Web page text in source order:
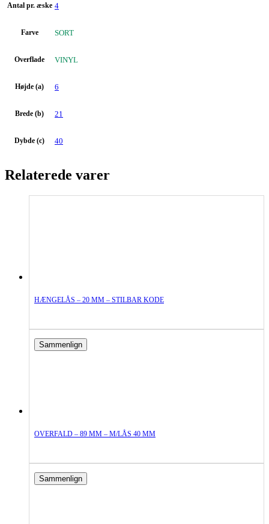
Antal pr. æske 4
Farve SORT
Overflade VINYL
Højde (a) 6
Brede (b) 21
Dybde (c) 40
Relaterede varer
HÆNGELÅS – 20 MM – STILBAR KODE
Sammenlign
OVERFALD – 89 MM – M/LÅS 40 MM
Sammenlign